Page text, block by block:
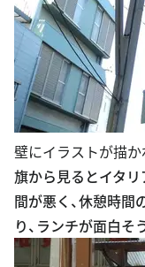
壁にイラストが描
旗から見るとイタリ
間が悪く、休憩時間
り、ランチが面白そ